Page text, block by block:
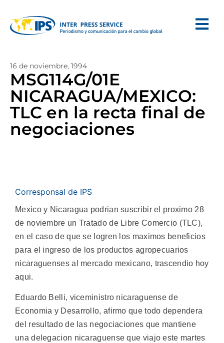
16 de noviembre, 1994
MSG114G/01E
NICARAGUA/MEXICO:
TLC en la recta final de
negociaciones
Corresponsal de IPS
Mexico y Nicaragua podrian suscribir el proximo 28
de noviembre un Tratado de Libre Comercio (TLC),
en el caso de que se logren los maximos beneficios
para el ingreso de los productos agropecuarios
nicaraguenses al mercado mexicano, trascendio hoy
aqui.
Eduardo Belli, viceministro nicaraguense de
Economia y Desarrollo, afirmo que todo dependera
del resultado de las negociaciones que mantiene
una delegacion nicaraguense que viajo este martes